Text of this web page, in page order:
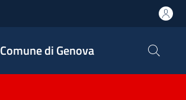
Comune di Genova